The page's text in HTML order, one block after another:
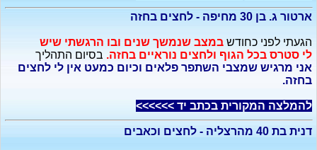
ארטור ג. בן 30 מחיפה - לחצים בחזה
הגעתי לפני כחודשבמצב שנמשך שנים ובו הרגשתי שיש
לי סטרס בכל הגוף ולחצים נוראיים בחזה. בסיום התהליך
אני מרגיש שמצבי השתפר פלאים וכיום כמעט אין לי לחצים
בחזה.
להמלצה המקורית בכתב יד >>>>>>
דנית בת 40 מהרצליה - לחצים וכאבים